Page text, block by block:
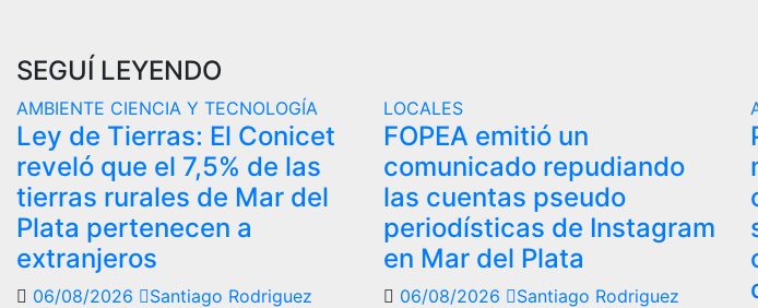
SEGUÍ LEYENDO
AMBIENTE CIENCIA Y TECNOLOGÍA
Ley de Tierras: El Conicet
reveló que el 7,5% de las
tierras rurales de Mar del
Plata pertenecen a
extranjeros
06/08/2026
Santiago Rodriguez
LOCALES
FOPEA emitió un
comunicado repudiando
las cuentas pseudo
periodísticas de Instagram
en Mar del Plata
06/08/2026
Santiago Rodriguez